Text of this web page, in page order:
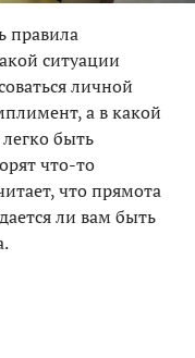
правила
ситуации
личной
а в какой
быть
что-то
что прямота
ли вам быть